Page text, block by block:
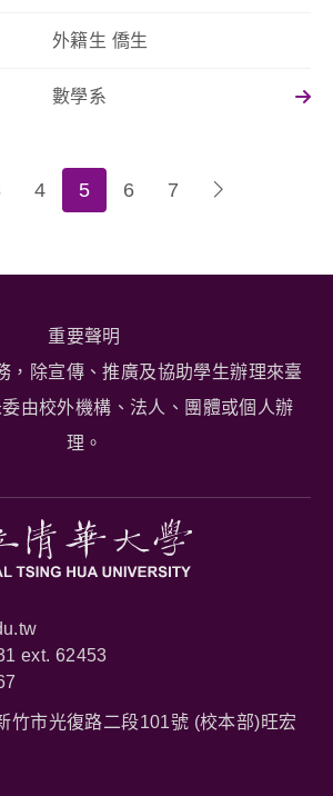
外籍生 僑生
數學系
4 5 6 7
重要聲明
，除宣傳、推廣及協助學生辦理來臺
由校外機構、法人、團體或個人辦
理。
ext. 62453
竹市光復路二段101號 (校本部)旺宏